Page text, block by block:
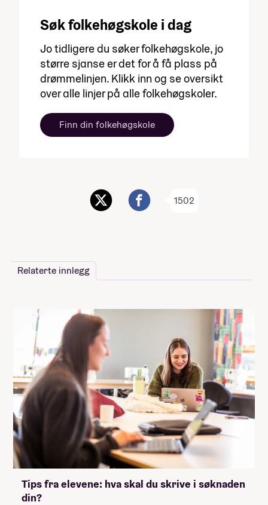
Søk folkehøgskole i dag
Jo tidligere du søker folkehøgskole, jo
større sjanse er det for å få plass på
drømmelinjen. Klikk inn og se oversikt
over alle linjer på alle folkehøgskoler.
Finn din folkehøgskole
1502
Relaterte innlegg
Tips fra elevene: hva skal du skrive i søknaden
din?